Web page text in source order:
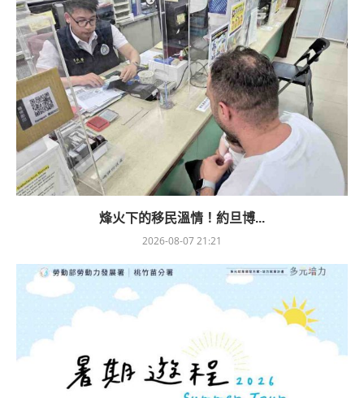
烽火下的移民溫情！約旦博...
2026-08-07 21:21